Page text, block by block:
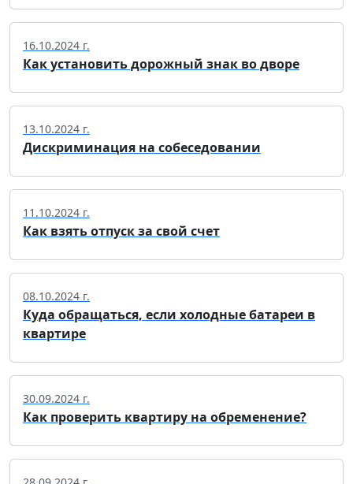
16.10.2024 г.
Как установить дорожный знак во дворе
13.10.2024 г.
Дискриминация на собеседовании
11.10.2024 г.
Как взять отпуск за свой счет
08.10.2024 г.
Куда обращаться, если холодные батареи в
квартире
30.09.2024 г.
Как проверить квартиру на обременение?